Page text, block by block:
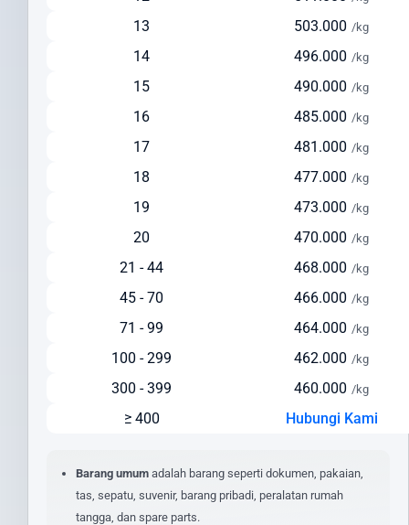
Solusi seimbang antara kecepatan dan biaya
Tersedia layanan pickup dari alamat pengirim
Pengiriman via Laut
Estimasi waktu pengiriman: 30-45 hari
Pilihan ekonomis untuk pengiriman dalam jumlah besar
Solusi hemat untuk pengiriman yang tidak terlalu mendesak
Cek Ongkir ke Republic Dominican Dengan
Sebelum mengirim paket, lakukan cek ongkir ke Republic Dominican
untuk mempersiapkan anggaran pengiriman Anda. Intrasia.id
menyediakan kalkulator tarif yang akurat dan transparan pada
Lokasi pengiriman dan penerimaan
Nilai barang dan asuransi (opsional)
Layanan tambahan yang dipilih
13 503.000 /kg
14 496.000 /kg
15 490.000 /kg
16 485.000 /kg
17 481.000 /kg
18 477.000 /kg
19 473.000 /kg
20 470.000 /kg
21 - 44 468.000 /kg
45 - 70 466.000 /kg
71 - 99 464.000 /kg
100 - 299 462.000 /kg
300 - 399 460.000 /kg
≥ 400 Hubungi Kami
Barang umum adalah barang seperti dokumen, pakaian,
tas, sepatu, suvenir, barang pribadi, peralatan rumah
tangga, dan spare parts.